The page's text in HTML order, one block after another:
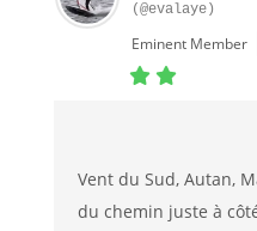
(@evalaye)
Eminent Member
Vent du Sud, Autan,
du chemin juste à